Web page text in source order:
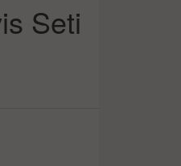
Seti